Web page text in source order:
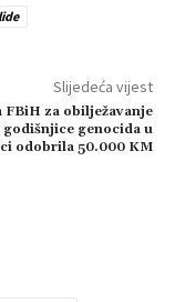
Slijedeća vijest
FBiH za obilježavanje
godišnjice genocida u
odobrila 50.000 KM